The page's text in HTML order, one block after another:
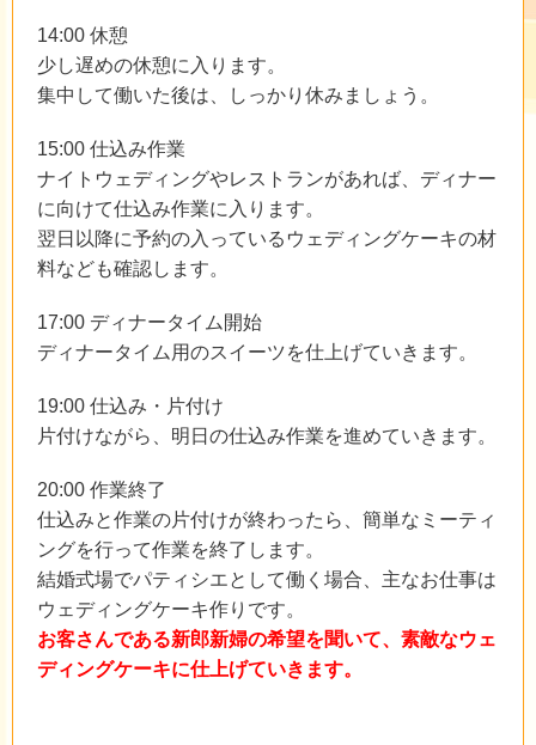
14:00 休憩
少し遅めの休憩に入ります。
集中して働いた後は、しっかり休みましょう。
15:00 仕込み作業
ナイトウェディングやレストランがあれば、ディナー
に向けて仕込み作業に入ります。
翌日以降に予約の入っているウェディングケーキの材
料なども確認します。
17:00 ディナータイム開始
ディナータイム用のスイーツを仕上げていきます。
19:00 仕込み・片付け
片付けながら、明日の仕込み作業を進めていきます。
20:00 作業終了
仕込みと作業の片付けが終わったら、簡単なミーティ
ングを行って作業を終了します。
結婚式場でパティシエとして働く場合、主なお仕事は
ウェディングケーキ作りです。
お客さんである新郎新婦の希望を聞いて、素敵なウェ
ディングケーキに仕上げていきます。